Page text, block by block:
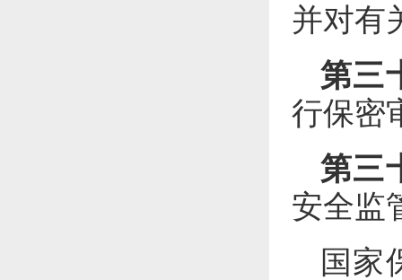
并对有
第三
行保密
第三
安全监
国家